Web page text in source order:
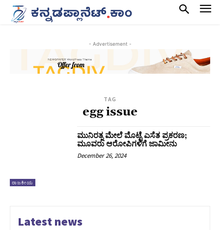
- Advertisement -
TAG
egg issue
ರಾಜಕೀಯ
ಮುನಿರತ್ನ ಮೇಲೆ ಮೊಟ್ಟೆ ಎಸೆತ ಪ್ರಕರಣ;
ಮೂವರು ಆರೋಪಿಗಳಿಗೆ ಜಾಮೀನು
December 26, 2024
Latest news